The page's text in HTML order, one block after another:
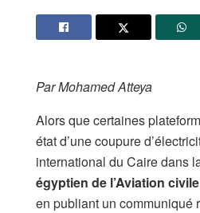
Par Mohamed Atteya
Alors que certaines
état d’une coupure
international du Caire dans
égyptien de l’Aviation
en publiant un communiqué